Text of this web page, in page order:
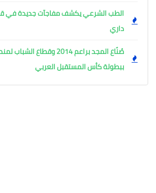
الطب الشرعي يكشف مفاجآت جديدة في
داري
صُنّاع المجد براعم 2014 وقطاع
ببطولة كأس المستقبل العربي